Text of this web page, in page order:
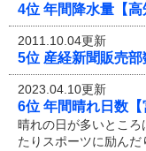
4位 年間降水量【高
2011.10.04更新
5位 産経新聞販売部
2023.04.10更新
6位 年間晴れ日数【
晴れの日が多いところ
たりスポーツに励んだ